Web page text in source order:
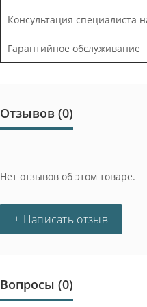
Консультация специалиста
Гарантийное обслуживание
Отзывов (0)
Нет отзывов об этом товаре.
+ Написать отзыв
Вопросы (0)